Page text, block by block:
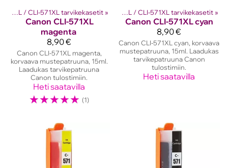
PGI-570XL / CLI-571XL tarvikekasetit ‪»
Canon CLI-571XL
magenta
8,90 €
Canon CLI-571XL magenta,
korvaava mustepatruuna, 15ml.
Laadukas tarvikepatruuna
Canon tulostimiin.
Heti saatavilla
☆☆☆☆☆ (1)
‪» Canon mustekasetit ‪» PGI-570XL / CLI-571XL tarvikekasetit ‪»
Canon CLI-571XL cyan
8,90 €
Canon CLI-571XL cyan, korvaava
mustepatruuna, 15ml. Laadukas
tarvikepatruuna Canon
tulostimiin.
Heti saatavilla